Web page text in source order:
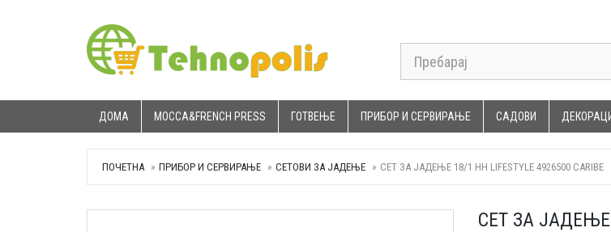
ДОМА MOCCA&FRENCH PRESS ГОТВЕЊЕ ПРИБОР И СЕРВИРАЊЕ САДОВИ
ПОЧЕТНА ПРИБОР И СЕРВИРАЊЕ СЕТОВИ ЗА ЈАДЕЊЕ СЕТ ЗА ЈАДЕЊЕ 18/1 HH LIFESTYLE 4926500 CARIBE
СЕТ ЗА ЈАДЕЊЕ